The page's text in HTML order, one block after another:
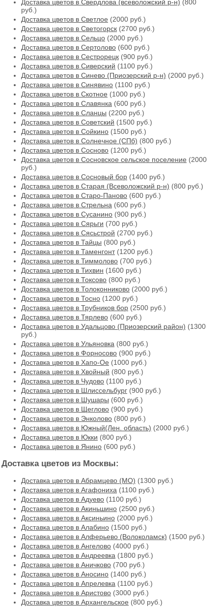
Доставка цветов в Свердлова (всеволожский р-н) (800
руб.)
Доставка цветов в Светлое (2000 руб.)
Доставка цветов в Светогорск (2700 руб.)
Доставка цветов в Сельцо (2000 руб.)
Доставка цветов в Сертолово (600 руб.)
Доставка цветов в Сестрорецк (900 руб.)
Доставка цветов в Сиверский (1100 руб.)
Доставка цветов в Синево (Приозерский р-н) (2000 руб.)
Доставка цветов в Синявино (1100 руб.)
Доставка цветов в Скотное (1000 руб.)
Доставка цветов в Славянка (600 руб.)
Доставка цветов в Сланцы (2200 руб.)
Доставка цветов в Советский (1500 руб.)
Доставка цветов в Сойкино (1500 руб.)
Доставка цветов в Солнечное (СПб) (800 руб.)
Доставка цветов в Сосново (1200 руб.)
Доставка цветов в Сосновское сельское поселение (2000
руб.)
Доставка цветов в Сосновый бор (1400 руб.)
Доставка цветов в Старая (Всеволожский р-н) (800 руб.)
Доставка цветов в Старо-Паново (600 руб.)
Доставка цветов в Стрельна (600 руб.)
Доставка цветов в Сусанино (900 руб.)
Доставка цветов в Сярьги (700 руб.)
Доставка цветов в Сясьстрой (2700 руб.)
Доставка цветов в Тайцы (800 руб.)
Доставка цветов в Таменгонт(1200 руб.)
Доставка цветов в Тиммолово (700 руб.)
Доставка цветов в Тихвин (1600 руб.)
Доставка цветов в Токсово (800 руб.)
Доставка цветов в Толоконниково (2000 руб.)
Доставка цветов в Тосно (1200 руб.)
Доставка цветов в Трубников бор (2500 руб.)
Доставка цветов в Тярлево (600 руб.)
Доставка цветов в Удальцово (Приозерский район) (1300
руб.)
Доставка цветов в Ульяновка (800 руб.)
Доставка цветов в Форносово (900 руб.)
Доставка цветов в Хапо-Ое (1000 руб.)
Доставка цветов в Хвойный (800 руб.)
Доставка цветов в Чудово (1100 руб.)
Доставка цветов в Шлиссельбург (900 руб.)
Доставка цветов в Шушары (600 руб.)
Доставка цветов в Щеглово (900 руб.)
Доставка цветов в Энколово (800 руб.)
Доставка цветов в Южный(Лен. область) (2000 руб.)
Доставка цветов в Юкки (800 руб.)
Доставка цветов в Янино (600 руб.)
Доставка цветов из Москвы:
Доставка цветов в Абрамцево (МО) (1300 руб.)
Доставка цветов в Агафониха (1100 руб.)
Доставка цветов в Адуево (1100 руб.)
Доставка цветов в Акиньшино (2500 руб.)
Доставка цветов в Аксиньино (2000 руб.)
Доставка цветов в Алабино (1500 руб.)
Доставка цветов в Алферьево (Волоколамск) (1500 руб.)
Доставка цветов в Ангелово (4000 руб.)
Доставка цветов в Андреевка (1800 руб.)
Доставка цветов в Аничково (700 руб.)
Доставка цветов в Аносино (1400 руб.)
Доставка цветов в Апрелевка (1100 руб.)
Доставка цветов в Аристово (3000 руб.)
Доставка цветов в Архангельское (800 руб.)